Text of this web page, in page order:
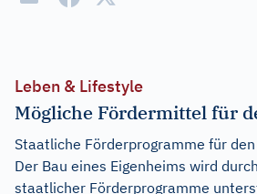
Leben & Lifestyle
Mögliche Fördermittel für
Staatliche Förderprogramme für
Der Bau eines Eigenheims wird
staatlicher Förderprogramme